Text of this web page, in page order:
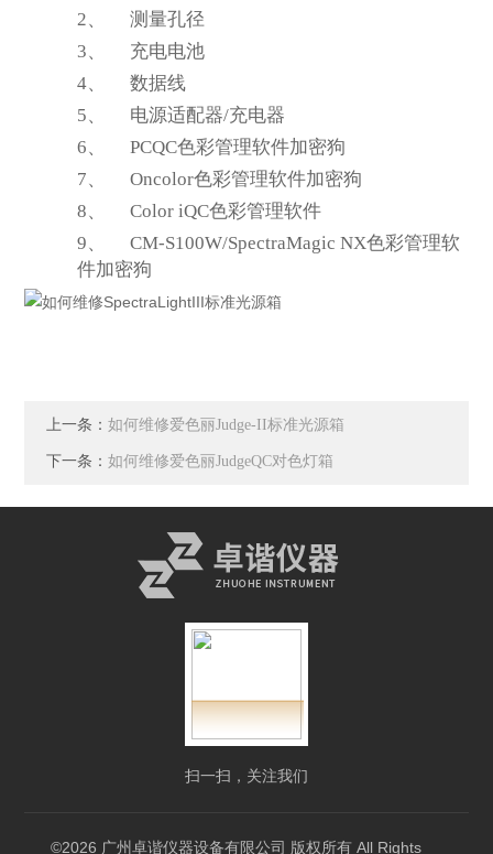
2、
测量孔径
3、
充电电池
4、
数据线
5、
电源适配器/充电器
6、
PCQC色彩管理软件加密狗
7、
Oncolor色彩管理软件加密狗
8、
Color iQC色彩管理软件
9、
CM-S100W/SpectraMagic NX色彩管理软
件加密狗
上一条：如何维修爱色丽Judge-II标准光源箱
下一条：如何维修爱色丽JudgeQC对色灯箱
扫一扫，关注我们
©2026 广州卓谐仪器设备有限公司 版权所有 All Rights